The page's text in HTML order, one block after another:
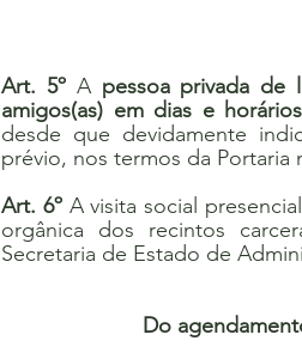
Art. 5º A pessoa privada de
amigos(as) em dias e
desde que devidamente
prévio, nos termos da Portaria
Art. 6º A visita social
orgânica dos recintos
Secretaria de Estado de
Do